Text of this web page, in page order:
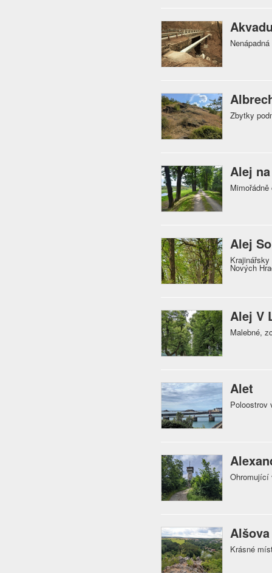
Zbytky
Alej
Alej
Nových
Alej V
Malebné,
Alet
Poloostrov
Ohromující
Krásné